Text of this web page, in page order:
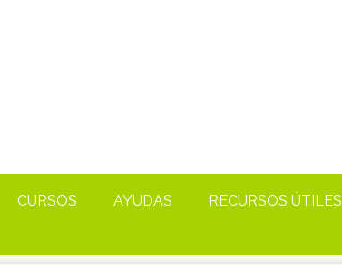
CURSOS AYUDAS RECURSOS ÚTILES